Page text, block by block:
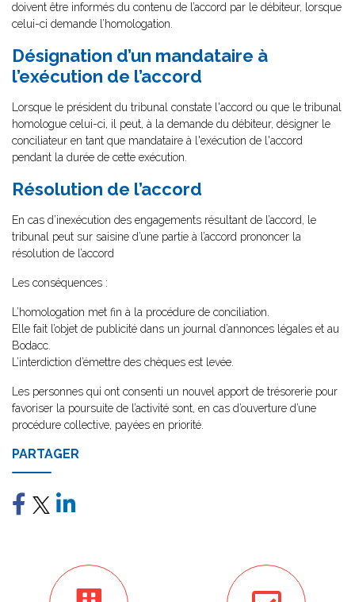
doivent être informés du contenu de l’accord par le débiteur, lorsque
celui-ci demande l’homologation.
Désignation d’un mandataire à
l’exécution de l’accord
Lorsque le président du tribunal constate l'accord ou que le tribunal
homologue celui-ci, il peut, à la demande du débiteur, désigner le
conciliateur en tant que mandataire à l'exécution de l'accord
pendant la durée de cette exécution.
Résolution de l’accord
En cas d’inexécution des engagements résultant de l’accord, le
tribunal peut sur saisine d’une partie à l’accord prononcer la
résolution de l’accord
Les conséquences :
L’homologation met fin à la procédure de conciliation.
Elle fait l’objet de publicité dans un journal d’annonces légales et au
Bodacc.
L’interdiction d’émettre des chèques est levée.
Les personnes qui ont consenti un nouvel apport de trésorerie pour
favoriser la poursuite de l’activité sont, en cas d’ouverture d’une
procédure collective, payées en priorité.
PARTAGER